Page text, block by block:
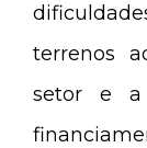
terrenos
setor e a